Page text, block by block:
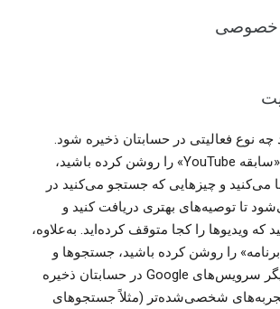
خصوصی
نوع فعالیتی در حسابتان ذخیره شود.
به‌عنوان مثال، اگر «سابقه YouTube» را روشن کرده باشید،
می‌کنید و چیزهایی که جستجو می‌کنید در
تا توصیه‌های بهتری دریافت کنید و
که ویدیوها را کجا متوقف کرده‌اید. به‌علاوه،
را روشن کرده باشید، جستجوها و
فعالیت‌هایتان در دیگر سرویس‌های Google در حسابتان ذخیره
تجربه‌های شخصی‌شده‌تر (مثلاً جستجوهای